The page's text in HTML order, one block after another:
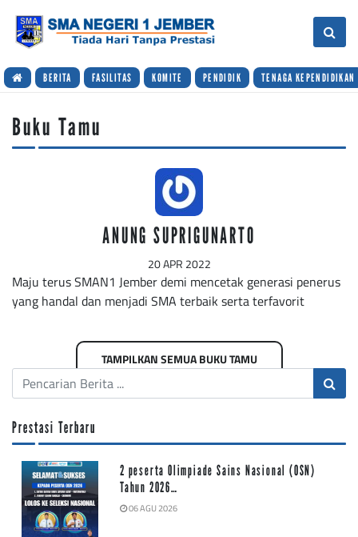
BERITA FASILITAS KOMITE PENDIDIK TENAGA KEPENDIDIKAN
Buku Tamu
ANUNG SUPRIGUNARTO
20 APR 2022
Maju terus SMAN1 Jember demi mencetak generasi penerus
yang handal dan menjadi SMA terbaik serta terfavorit
TAMPILKAN SEMUA BUKU TAMU
Prestasi Terbaru
2 peserta Olimpiade Sains Nasional (OSN)
Tahun 2026…
06 AGU 2026